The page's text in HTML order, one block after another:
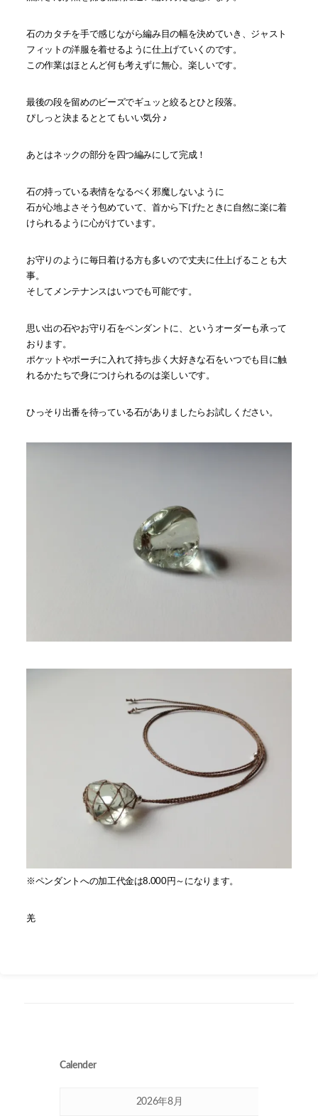
石のカタチを手で感じながら編み目の幅を決めていき、ジャスト
フィットの洋服を着せるように仕上げていくのです。
この作業はほとんど何も考えずに無心。楽しいです。
最後の段を留めのビーズでギュッと絞るとひと段落。
ぴしっと決まるととてもいい気分 ♪
あとはネックの部分を四つ編みにして完成！
石の持っている表情をなるべく邪魔しないように
石が心地よさそう包めていて、首から下げたときに自然に楽に着
けられるように心がけています。
お守りのように毎日着ける方も多いので丈夫に仕上げることも大
事。
そしてメンテナンスはいつでも可能です。
思い出の石やお守り石をペンダントに、というオーダーも承って
おります。
ポケットやポーチに入れて持ち歩く大好きな石をいつでも目に触
れるかたちで身につけられるのは楽しいです。
ひっそり出番を待っている石がありましたらお試しください。
※ペンダントへの加工代金は8.000円～になります。
羌
Calender
2026年8月